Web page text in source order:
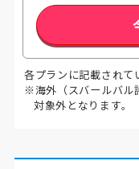
各プランに記載されて
※海外（スバールバル
対象外となります。